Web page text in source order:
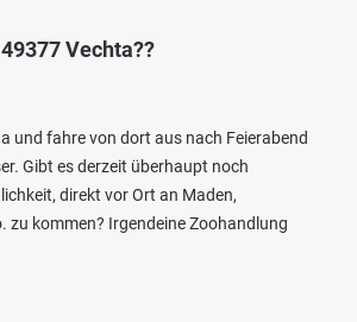
Vechta??
und fahre von dort aus nach Feierabend
Gibt es derzeit überhaupt noch
direkt vor Ort an Maden,
zu kommen? Irgendeine Zoohandlung